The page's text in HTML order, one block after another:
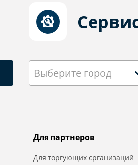
Выберите город
Для партнеров
Для торгующих организаций